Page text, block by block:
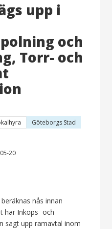
upp i
och
Torr- och
Göteborgs Stad
20
nås innan
har Inköps- och
sagt upp ramavtal inom